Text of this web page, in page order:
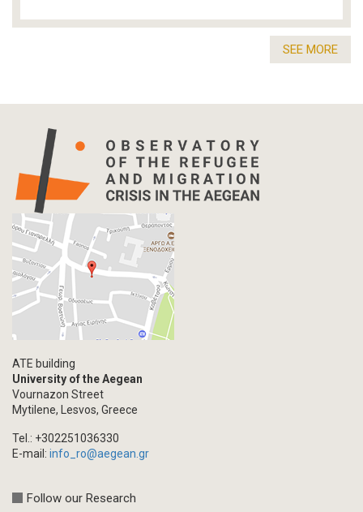
SEE MORE
ATE building
University of the Aegean
Vournazon Street
Mytilene, Lesvos, Greece
Tel.: +302251036330
E-mail: info_ro@aegean.gr
Follow our Research